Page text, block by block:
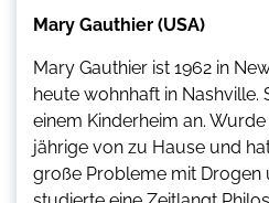
Mary Gauthier (USA)
Mary Gauthier ist 1962 in
heute wohnhaft in Nashville.
einem Kinderheim an.
jährige von zu Hause und
große Probleme mit Drogen